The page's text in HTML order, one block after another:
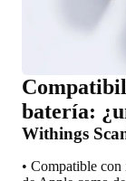
batería:
Withings
• Compatible